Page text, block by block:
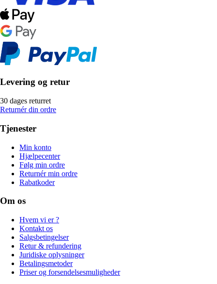
Levering og retur
30 dages returret
Returnér din ordre
Tjenester
Min konto
Hjælpecenter
Følg min ordre
Returnér min ordre
Rabatkoder
Om os
Hvem vi er ?
Kontakt os
Salgsbetingelser
Retur & refundering
Juridiske oplysninger
Betalingsmetoder
Priser og forsendelsesmuligheder